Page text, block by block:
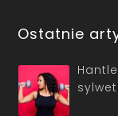
Ostatnie